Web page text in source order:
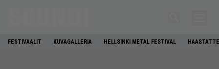
FESTIVAALIT KUVAGALLERIA HELLSINKI METAL FESTIVAL